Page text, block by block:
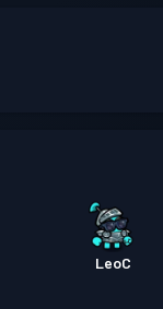
LeoC